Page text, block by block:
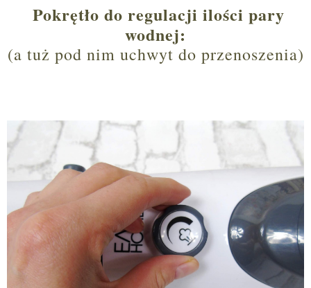
Pokrętło do regulacji ilości pary
wodnej:
(a tuż pod nim uchwyt do przenoszenia)